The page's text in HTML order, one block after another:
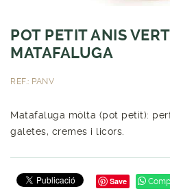
POT PETIT ANIS
MATAFALUGA
REF.: PANV
Matafaluga mòlta (pot petit):
galetes, cremes i licors.
Save